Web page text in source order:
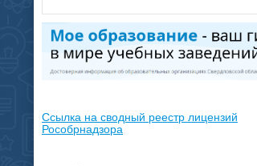
Ссылка на сводный реестр лицензий
Рособрнадзора